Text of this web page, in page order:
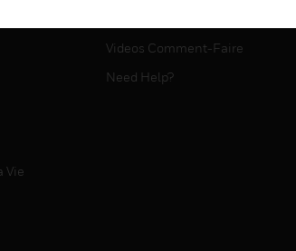
Vie
Videos Comment-Faire
Need Help?